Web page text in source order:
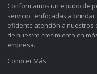
Conformamos un equipo de
servicio, enfocadas a
eficiente atención a nuestros
de nuestro crecimiento en
empresa.
Conocer Más